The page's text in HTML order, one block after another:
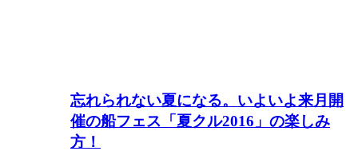
忘れられない夏になる。いよいよ来月開
催の船フェス「夏クル2016」の楽しみ
方！